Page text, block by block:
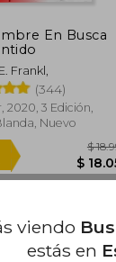
En Busca
Frankl,
(344)
2020, 3 Edición,
Nuevo
Rápido
viendo
estás en